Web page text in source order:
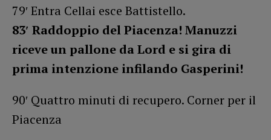
79′ Entra Cellai esce Battistello.
83′ Raddoppio del Piacenza! Manuzzi
riceve un pallone da Lord e si gira di
prima intenzione infilando Gasperini!
90′ Quattro minuti di recupero. Corner per il
Piacenza